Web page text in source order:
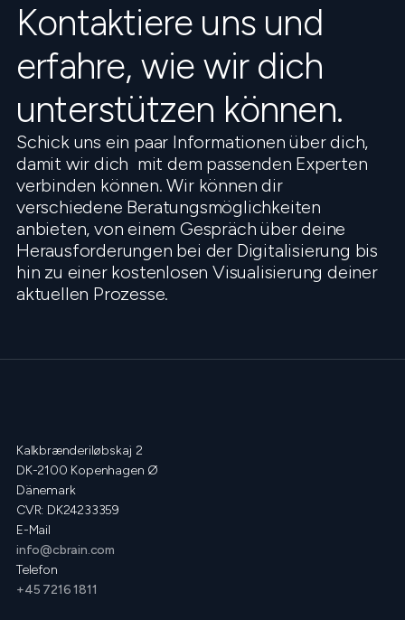
Kontaktiere uns und
erfahre, wie wir dich
unterstützen können.
Schick uns ein paar Informationen über dich,
damit wir dich mit dem passenden Experten
verbinden können. Wir können dir
verschiedene Beratungsmöglichkeiten
anbieten, von einem Gespräch über deine
Herausforderungen bei der Digitalisierung bis
hin zu einer kostenlosen Visualisierung deiner
aktuellen Prozesse.
Kalkbrænderiløbskaj 2
DK-2100 Kopenhagen Ø
Dänemark
CVR: DK24233359
E-Mail
info@cbrain.com
Telefon
+45 7216 1811